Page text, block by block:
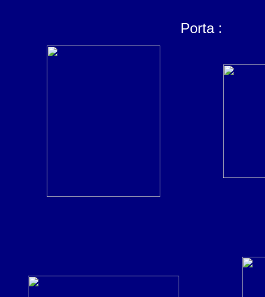
Porta :